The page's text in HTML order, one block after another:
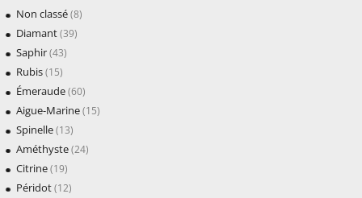
Non classé(8)
Diamant(39)
Saphir(43)
Rubis(15)
Émeraude(60)
Aigue-Marine(15)
Spinelle(13)
Améthyste(24)
Citrine(19)
Péridot(12)